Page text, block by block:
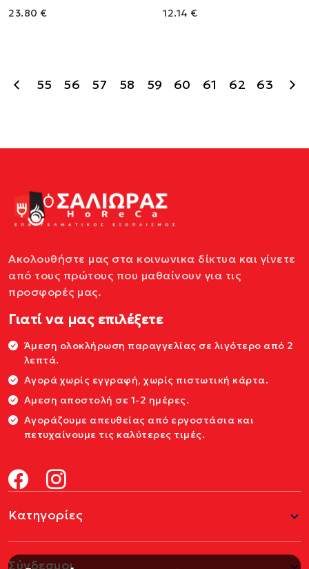
23.80 € 12.14 €
55 56 57 58 59 60 61 62 63
Ακολουθήστε μας στα κοινωνικα δίκτυα και γίνετε
από τους πρώτους που μαθαίνουν για τις
προσφορές μας.
Γιατί να μας επιλέξετε
Άμεση ολοκλήρωση παραγγελίας σε λιγότερο από 2
λεπτά.
Αγορά χωρίς εγγραφή, χωρίς πιστωτική κάρτα.
Αμεση αποστολή σε 1-2 ημέρες.
Αγοράζουμε απευθείας από εργοστάσια και
πετυχαίνουμε τις καλύτερες τιμές.
Κατηγορίες
Σύνδεσμοι